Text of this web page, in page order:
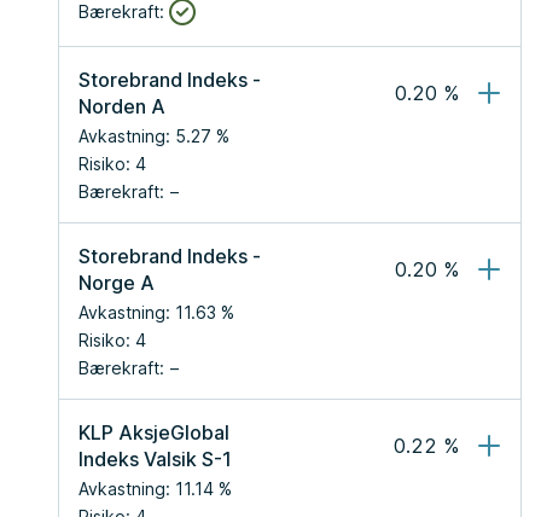
Bærekraft:
Storebrand Indeks -
Norden A
Avkastning: 5.27 %
Risiko: 4
Bærekraft:
0.20 %
Storebrand Indeks -
Norge A
Avkastning: 11.63 %
Risiko: 4
Bærekraft:
0.20 %
KLP AksjeGlobal
Indeks Valsik S-1
Avkastning: 11.14 %
0.22 %